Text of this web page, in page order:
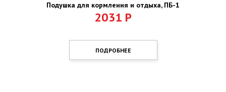
Подушка для кормления и отдыха, ПБ-1
2031 Р
ПОДРОБНЕЕ